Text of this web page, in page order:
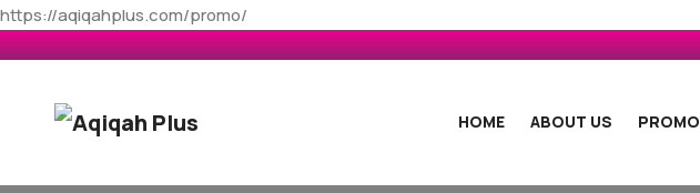
https://aqiqahplus.com/promo/
HOME ABOUT US PROMO